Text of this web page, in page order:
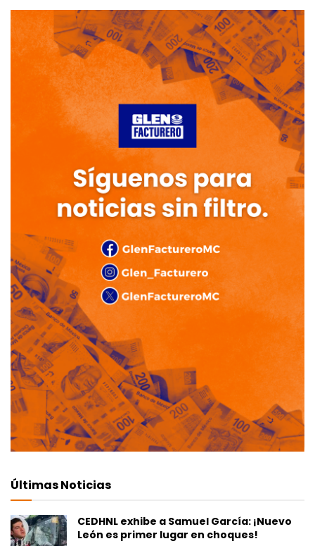
Últimas Noticias
CEDHNL exhibe a Samuel García: ¡Nuevo
León es primer lugar en choques!